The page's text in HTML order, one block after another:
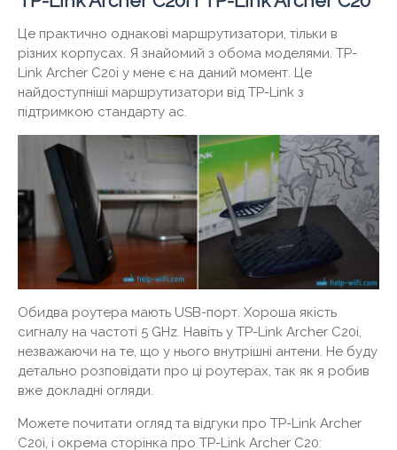
Це практично однакові маршрутизатори, тільки в
різних корпусах. Я знайомий з обома моделями. TP-
Link Archer C20i у мене є на даний момент. Це
найдоступніші маршрутизатори від TP-Link з
підтримкою стандарту ac.
Обидва роутера мають USB-порт. Хороша якість
сигналу на частоті 5 GHz. Навіть у TP-Link Archer C20i,
незважаючи на те, що у нього внутрішні антени. Не буду
детально розповідати про ці роутерах, так як я робив
вже докладні огляди.
Можете почитати огляд та відгуки про TP-Link Archer
C20i, і окрема сторінка про TP-Link Archer C20: